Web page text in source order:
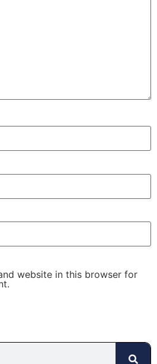
website in this browser for